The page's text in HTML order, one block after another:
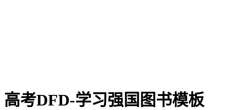
高考DFD-学习强国图书模板